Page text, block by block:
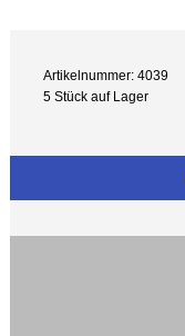
Artikelnummer: 4039
5 Stück auf Lager